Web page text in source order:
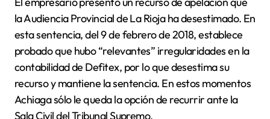
la Audiencia Provincial de La Rioja ha desestimado. En
esta sentencia, del 9 de febrero de 2018, establece
probado que hubo “relevantes” irregularidades en la
contabilidad de Defitex, por lo que desestima su
recurso y mantiene la sentencia. En estos momentos
Achiaga sólo le queda la opción de recurrir ante la
Sala Civil del Tribunal Supremo.